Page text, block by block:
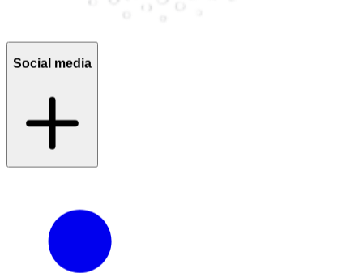
Social media